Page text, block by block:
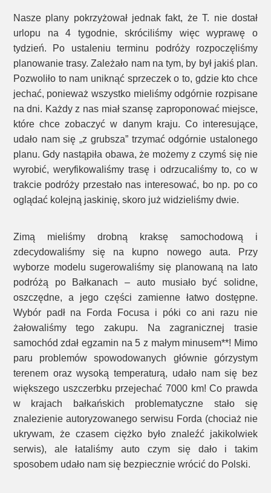
Nasze plany pokrzyżował jednak fakt, że T. nie dostał
urlopu na 4 tygodnie, skróciliśmy więc wyprawę o
tydzień. Po ustaleniu terminu podróży rozpoczęliśmy
planowanie trasy. Zależało nam na tym, by był jakiś plan.
Pozwoliło to nam uniknąć sprzeczek o to, gdzie kto chce
jechać, ponieważ wszystko mieliśmy odgórnie rozpisane
na dni. Każdy z nas miał szansę zaproponować miejsce,
które chce zobaczyć w danym kraju. Co interesujące,
udało nam się „z grubsza” trzymać odgórnie ustalonego
planu. Gdy nastąpiła obawa, że możemy z czymś się nie
wyrobić, weryfikowaliśmy trasę i odrzucaliśmy to, co w
trakcie podróży przestało nas interesować, bo np. po co
oglądać kolejną jaskinię, skoro już widzieliśmy dwie.
Zimą mieliśmy drobną kraksę samochodową i
zdecydowaliśmy się na kupno nowego auta. Przy
wyborze modelu sugerowaliśmy się planowaną na lato
podróżą po Bałkanach – auto musiało być solidne,
oszczędne, a jego części zamienne łatwo dostępne.
Wybór padł na Forda Focusa i póki co ani razu nie
żałowaliśmy tego zakupu. Na zagranicznej trasie
samochód zdał egzamin na 5 z małym minusem**! Mimo
paru problemów spowodowanych głównie górzystym
terenem oraz wysoką temperaturą, udało nam się bez
większego uszczerbku przejechać 7000 km! Co prawda
w krajach bałkańskich problematyczne stało się
znalezienie autoryzowanego serwisu Forda (chociaż nie
ukrywam, że czasem ciężko było znaleźć jakikolwiek
serwis), ale łataliśmy auto czym się dało i takim
sposobem udało nam się bezpiecznie wrócić do Polski.